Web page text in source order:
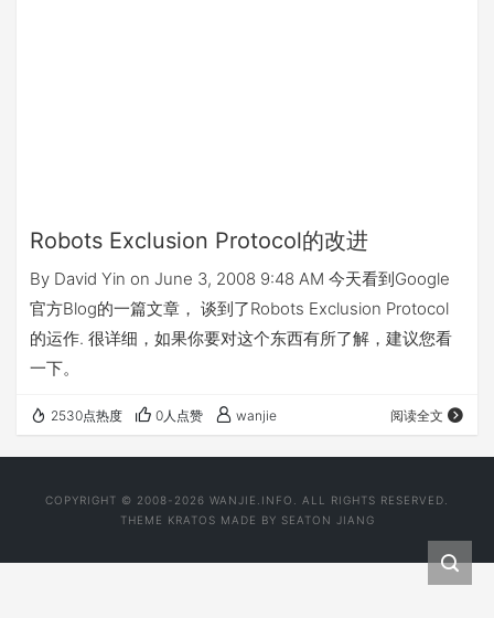
Robots Exclusion Protocol的改进
By David Yin on June 3, 2008 9:48 AM 今天看到Google
官方Blog的一篇文章， 谈到了Robots Exclusion Protocol
的运作. 很详细，如果你要对这个东西有所了解，建议您看
一下。
2530点热度 0人点赞 wanjie 阅读全文
COPYRIGHT © 2008-2026 WANJIE.INFO. ALL RIGHTS RESERVED.
THEME KRATOS MADE BY SEATON JIANG